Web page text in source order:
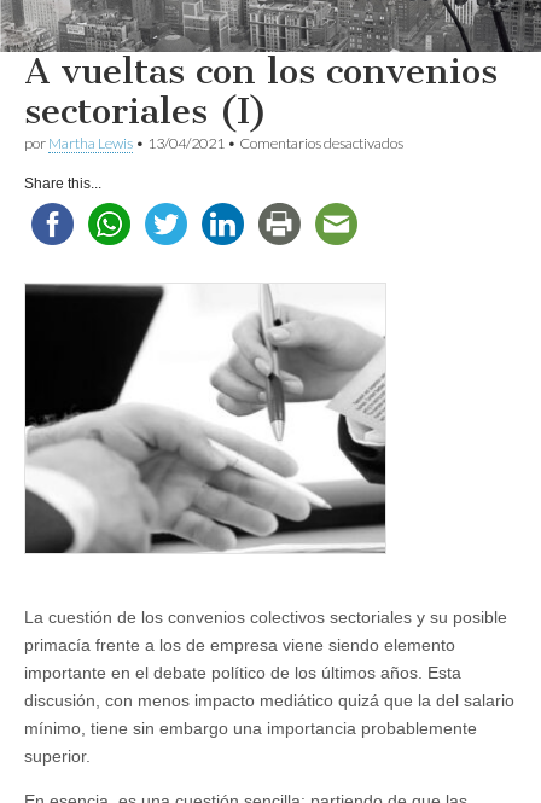
A vueltas con los convenios
sectoriales (I)
por Martha Lewis • 13/04/2021 • Comentarios desactivadosen
Share this...
La cuestión de los convenios colectivos sectoriales y su posible
primacía frente a los de empresa viene siendo elemento
importante en el debate político de los últimos años. Esta
discusión, con menos impacto mediático quizá que la del salario
mínimo, tiene sin embargo una importancia probablemente
superior.